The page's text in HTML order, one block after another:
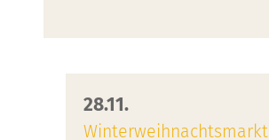
28.11.
Winterweihnachtsmarkt